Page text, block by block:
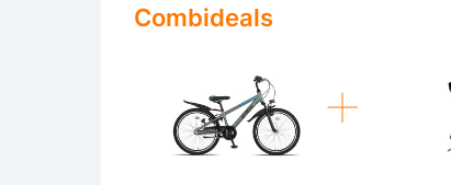
Combideals